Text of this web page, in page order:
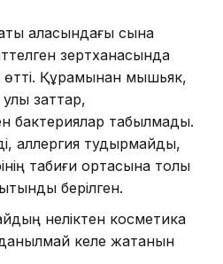
қаласындағы сынақ
зертханасында
Құрамынан мышьяк,
улы заттар,
бактериялар табылмады.
аллергия тудырмайды,
табиғи ортасына толық
берілген.
неліктен косметика
келе жатқанын